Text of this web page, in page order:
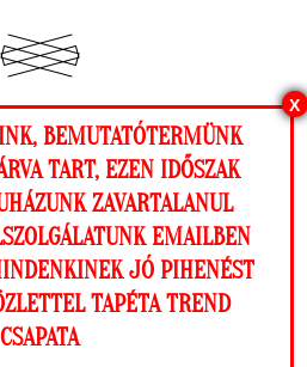
használ, hogy a
nyújtsa honlapunkon.
Engedélyezem
TAPÉTÁK
GYORSAN
POSZTEREK
TAPÉTÁK
BLOG
X
BEMUTATÓTERMÜNK
TART, EZEN IDŐSZAK
ZAVARTALANUL
EMAILBEN
JÓ PIHENÉST
TAPÉTA TREND
CSAPATAMegnézem a falamon